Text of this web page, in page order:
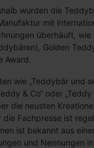
wurden die
mit
überhäuft, wie
Golden
Award.
wie „Teddybär und
& Co“ oder
die neusten
die Fachpresse ist
ist bekannt aus
und Nennungen